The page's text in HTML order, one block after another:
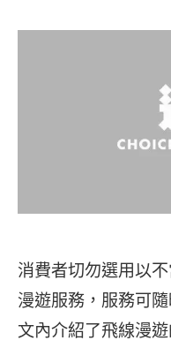
消費者切勿選用以
漫遊服務，服務可
文內介紹了飛線漫